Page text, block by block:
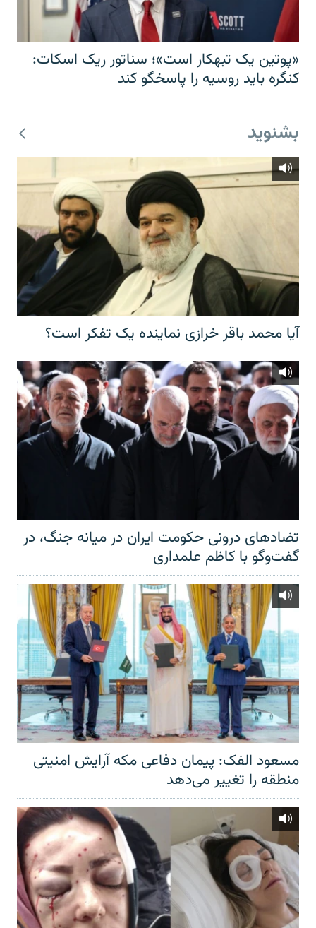
«پوتین یک تبهکار است»؛ سناتور ریک اسکات:
کنگره باید روسیه را پاسخگو کند
بشنوید
آیا محمد باقر خرازی نماینده یک تفکر است؟
تضادهای درونی حکومت ایران در میانه جنگ، در
گفت‌‌وگو با کاظم علمداری
مسعود الفک: پیمان دفاعی مکه آرایش امنیتی
منطقه را تغییر می‌دهد